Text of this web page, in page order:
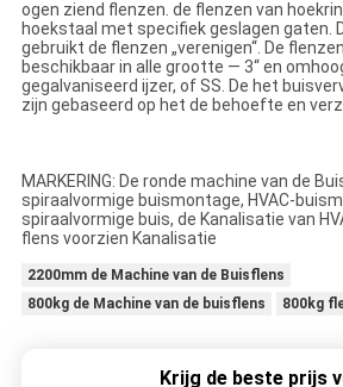
ogen ziend flenzen. de flenzen van
hoekstaal met specifiek geslagen gaten.
gebruikt de flenzen „verenigen“. De
beschikbaar in alle grootte — 3“ en
gegalvaniseerd ijzer, of SS. De het
zijn gebaseerd op het de behoefte en
MARKERING: De ronde machine van de
spiraalvormige buismontage, HVAC-
spiraalvormige buis, de Kanalisatie van
flens voorzien Kanalisatie
2200mm de Machine van de Buisflens
800kg de Machine van de buisflens
800kg
Krijg de beste prijs